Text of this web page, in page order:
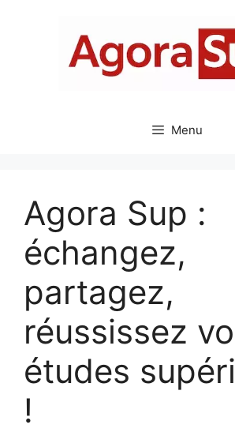
Menu
Agora Sup :
échangez,
partagez,
réussissez
études
!